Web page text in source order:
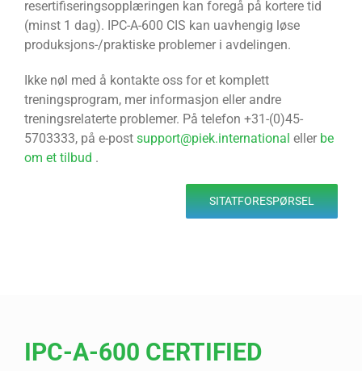
resertifiseringsopplæringen kan foregå på kortere tid
(minst 1 dag). IPC-A-600 CIS kan uavhengig løse
produksjons-/praktiske problemer i avdelingen.
Ikke nøl med å kontakte oss for et komplett
treningsprogram, mer informasjon eller andre
treningsrelaterte problemer. På telefon +31-(0)45-
5703333, på e-post support@piek.international eller be
om et tilbud .
SITATFORESPØRSEL
IPC-A-600 CERTIFIED